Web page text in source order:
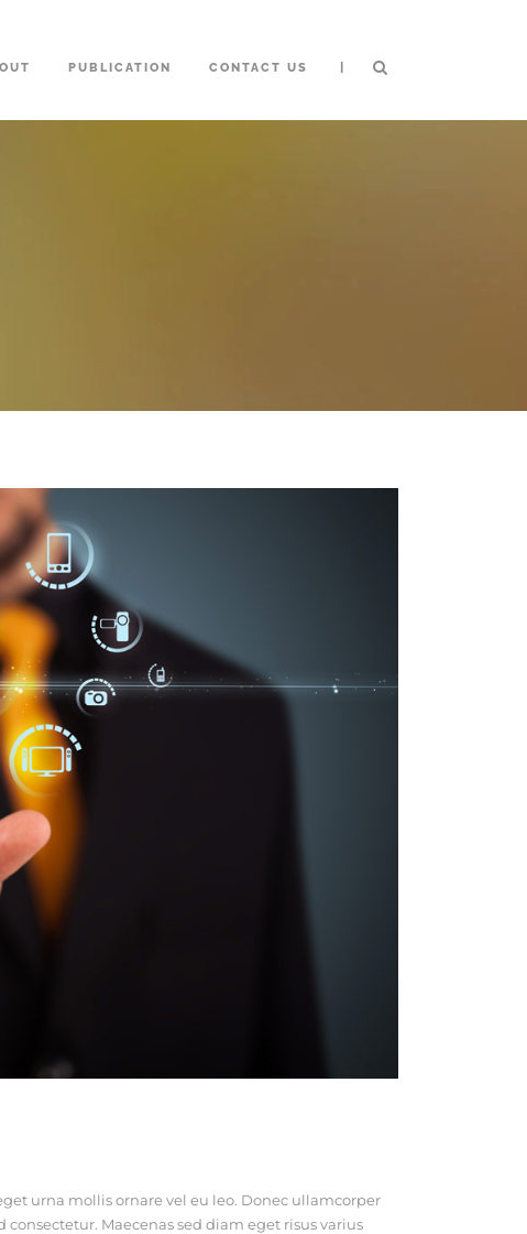
PUBLICATION CONTACT US |
urna mollis ornare vel eu leo. Donec ullamcorper
Maecenas sed diam eget risus varius